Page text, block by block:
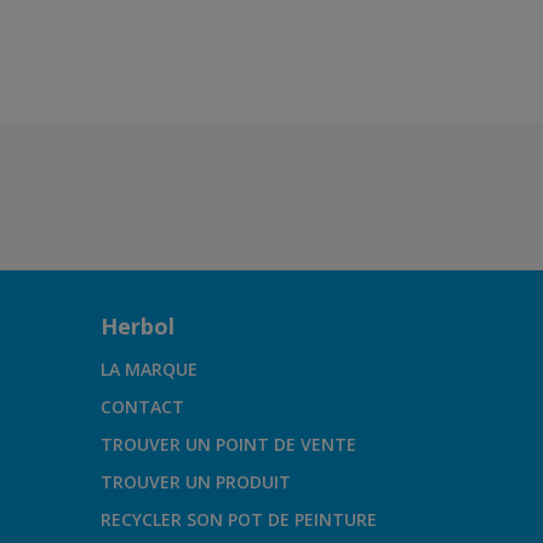
Herbol
LA MARQUE
CONTACT
TROUVER UN POINT DE VENTE
TROUVER UN PRODUIT
RECYCLER SON POT DE PEINTURE